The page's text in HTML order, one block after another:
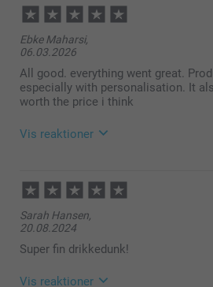
Ebke Maharsi,
06.03.2026
All good. everything went great.
especially with personalisation. It
worth the price i think
Vis reaktioner
08:02
Hi Ebke
We are happy to hear that
Sarah Hansen,
20.08.2024
Super fin drikkedunk!
Vis reaktioner